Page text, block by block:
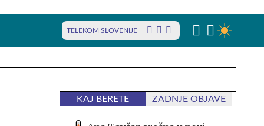
TELEKOM SLOVENIJE
KAJ BERETE ZADNJE OBJAVE